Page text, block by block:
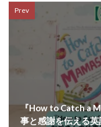
Prev
『How to Catch a
事と感謝を伝える